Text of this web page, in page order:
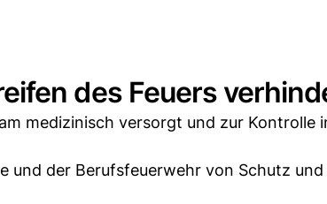
des Feuers
medizinisch versorgt und zur Kontrolle
und der Berufsfeuerwehr von Schutz